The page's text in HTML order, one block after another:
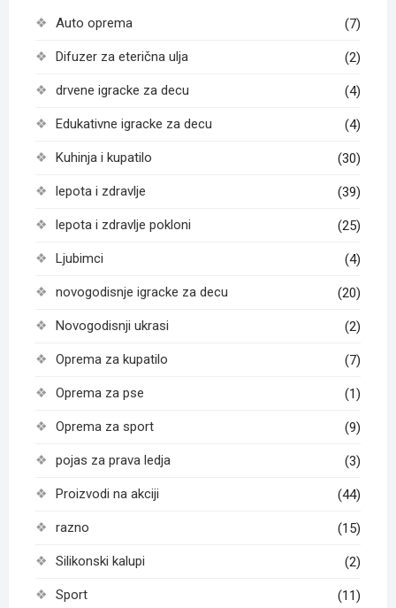
Auto oprema (7)
Difuzer za eterična ulja (2)
drvene igracke za decu (4)
Edukativne igracke za decu (4)
Kuhinja i kupatilo (30)
lepota i zdravlje (39)
lepota i zdravlje pokloni (25)
Ljubimci (4)
novogodisnje igracke za decu (20)
Novogodisnji ukrasi (2)
Oprema za kupatilo (7)
Oprema za pse (1)
Oprema za sport (9)
pojas za prava ledja (3)
Proizvodi na akciji (44)
razno (15)
Silikonski kalupi (2)
Sport (11)